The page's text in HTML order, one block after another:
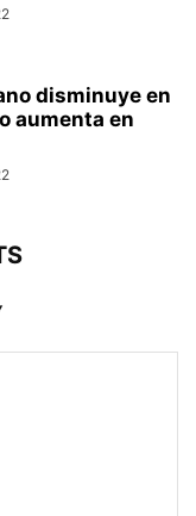
disminuye en
aumenta en